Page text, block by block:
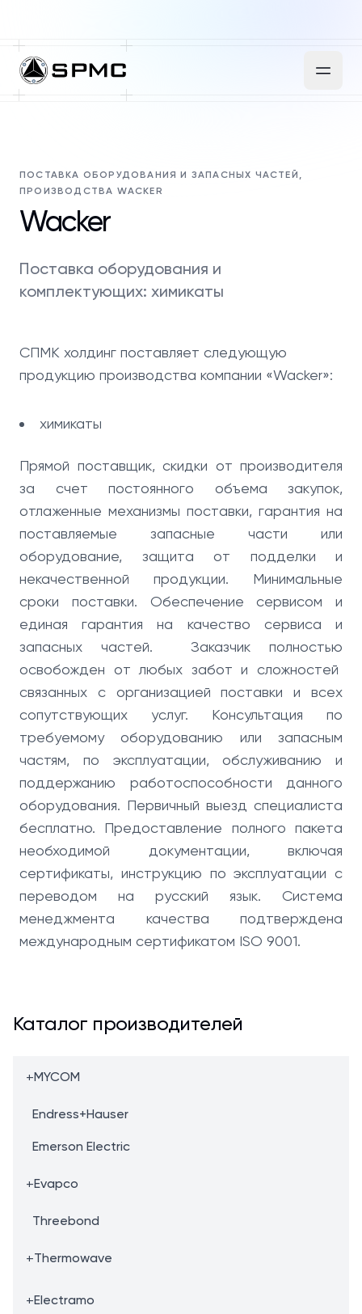
ПОСТАВКА ОБОРУДОВАНИЯ И ЗАПАСНЫХ ЧАСТЕЙ,
ПРОИЗВОДСТВА WACKER
Wacker
Поставка оборудования и
комплектующих: химикаты
СПМК холдинг поставляет следующую
продукцию производства компании «Wacker»:
химикаты
Прямой поставщик, скидки от производителя
за счет постоянного объема закупок,
отлаженные механизмы поставки, гарантия на
поставляемые запасные части или
оборудование, защита от подделки и
некачественной продукции. Минимальные
сроки поставки. Обеспечение сервисом и
единая гарантия на качество сервиса и
запасных частей. Заказчик полностью
освобожден от любых забот и сложностей
связанных с организацией поставки и всех
сопутствующих услуг. Консультация по
требуемому оборудованию или запасным
частям, по эксплуатации, обслуживанию и
поддержанию работоспособности данного
оборудования. Первичный выезд специалиста
бесплатно. Предоставление полного пакета
необходимой документации, включая
сертификаты, инструкцию по эксплуатации с
переводом на русский язык. Система
менеджмента качества подтверждена
международным сертификатом ISO 9001.
Каталог производителей
+MYCOM
Endress+Hauser
Emerson Electric
+Evapco
Threebond
+Thermowave
+Electramo